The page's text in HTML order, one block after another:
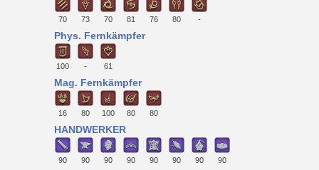
70 73 70 81 76 80 -
Phys. Fernkämpfer
100 - 61
Mag. Fernkämpfer
16 80 100 80 80
HANDWERKER
90 90 90 90 90 90 90 90